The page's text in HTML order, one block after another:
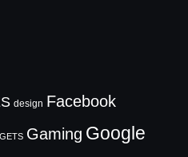
design Facebook
Gaming Google